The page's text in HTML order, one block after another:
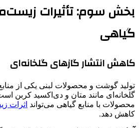
بخش سوم: تأثیرات
گیاهی
کاهش انتشار گازهای گلخانه‌ای
تولید گوشت و محصولات لبنی یکی از
گلخانه‌ای مانند متان و دی‌اکسید کربن
محصولات با منابع گیاهی می‌تواند اثرات
کاهش دهد.